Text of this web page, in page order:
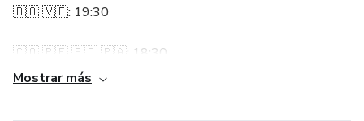
🇧🇴 🇻🇪: 19:30
🇨🇴 🇵🇪 🇪🇨 🇵🇦: 18:30
Mostrar más